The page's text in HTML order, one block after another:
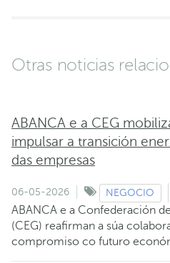
Otras noticias
ABANCA e a CEG
impulsar a transición
das empresas
06-05-2026 NEGOCIO
ABANCA e a Confederación
(CEG) reafirman a súa
compromiso co futuro